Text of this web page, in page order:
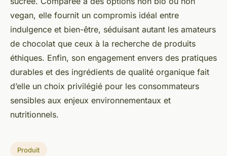
vegan, elle fournit un compromis idéal entre
indulgence et bien-être, séduisant autant les amateurs
de chocolat que ceux à la recherche de produits
éthiques. Enfin, son engagement envers des pratiques
durables et des ingrédients de qualité organique fait
d’elle un choix privilégié pour les consommateurs
sensibles aux enjeux environnementaux et
nutritionnels.
Produit